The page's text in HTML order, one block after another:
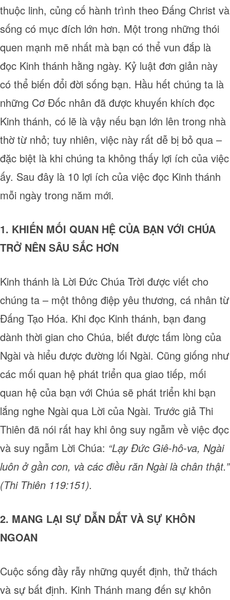
thuộc linh, củng cố hành trình theo Đấng Christ và
sống có mục đích lớn hơn. Một trong những thói
quen mạnh mẽ nhất mà bạn có thể vun đắp là
đọc Kinh thánh hằng ngày. Kỷ luật đơn giản này
có thể biến đổi đời sống bạn. Hầu hết chúng ta là
những Cơ Đốc nhân đã được khuyến khích đọc
Kinh thánh, có lẽ là vậy nếu bạn lớn lên trong nhà
thờ từ nhỏ; tuy nhiên, việc này rất dễ bị bỏ qua –
đặc biệt là khi chúng ta không thấy lợi ích của việc
ấy. Sau đây là 10 lợi ích của việc đọc Kinh thánh
mỗi ngày trong năm mới.
1. KHIẾN MỐI QUAN HỆ CỦA BẠN VỚI CHÚA
TRỞ NÊN SÂU SẮC HƠN
Kinh thánh là Lời Đức Chúa Trời được viết cho
chúng ta – một thông điệp yêu thương, cá nhân từ
Đấng Tạo Hóa. Khi đọc Kinh thánh, bạn đang
dành thời gian cho Chúa, biết được tấm lòng của
Ngài và hiểu được đường lối Ngài. Cũng giống như
các mối quan hệ phát triển qua giao tiếp, mối
quan hệ của bạn với Chúa sẽ phát triển khi bạn
lắng nghe Ngài qua Lời của Ngài. Trước giả Thi
Thiên đã nói rất hay khi ông suy ngẫm về việc đọc
và suy ngẫm Lời Chúa: “Lạy Đức Giê-hô-va, Ngài
luôn ở gần con, và các điều răn Ngài là chân thật.”
(Thi Thiên 119:151).
2. MANG LẠI SỰ DẪN DẮT VÀ SỰ KHÔN
NGOAN
Cuộc sống đầy rẫy những quyết định, thử thách
và sự bất định. Kinh Thánh mang đến sự khôn